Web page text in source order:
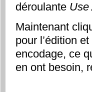
déroulante Use
Maintenant
pour l’édition
encodage, ce
en ont besoin,